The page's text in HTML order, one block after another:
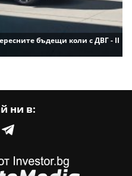
бъдещи коли с ДВГ - II
ни в: